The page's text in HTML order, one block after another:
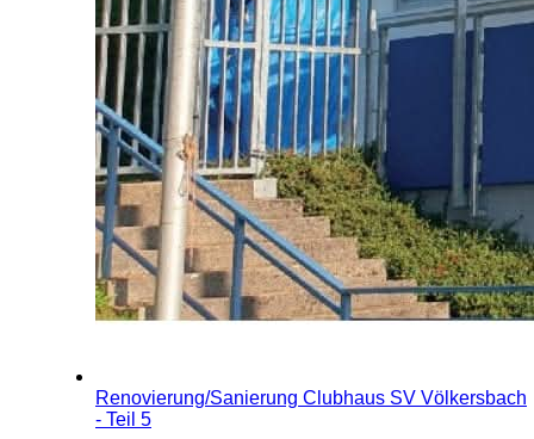
Renovierung/Sanierung Clubhaus SV Völkersbach
- Teil 5